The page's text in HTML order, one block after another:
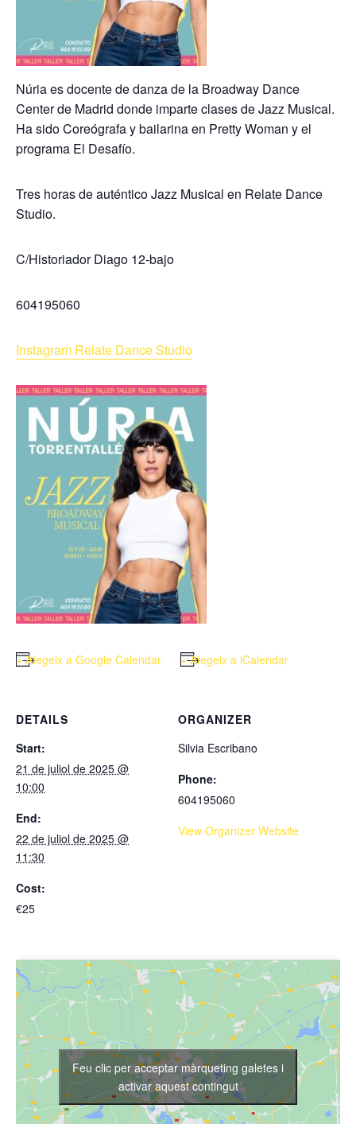
Núria es docente de danza de la Broadway Dance
Center de Madrid donde imparte clases de Jazz Musical.
Ha sido Coreógrafa y bailarina en Pretty Woman y el
programa El Desafío.
Tres horas de auténtico Jazz Musical en Relate Dance
Studio.
C/Historiador Diago 12-bajo
604195060
Instagram Relate Dance Studio
+ Afegeix a Google Calendar + Afegeix a iCalendar
DETAILS
Start:
21 de juliol de 2025 @
10:00
End:
22 de juliol de 2025 @
11:30
Cost:
€25
ORGANIZER
Silvia Escribano
Phone:
604195060
View Organizer Website
Feu clic per acceptar màrqueting galetes i
activar aquest contingut